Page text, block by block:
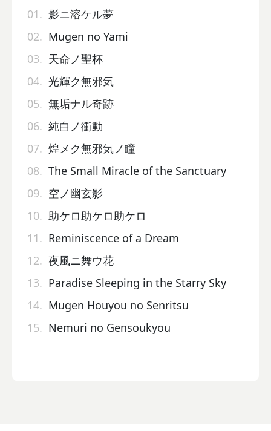
01. 影ニ溶ケル夢
02. Mugen no Yami
03. 天命ノ聖杯
04. 光輝ク無邪気
05. 無垢ナル奇跡
06. 純白ノ衝動
07. 煌メク無邪気ノ瞳
08. The Small Miracle of the Sanctuary
09. 空ノ幽玄影
10. 助ケロ助ケロ助ケロ
11. Reminiscence of a Dream
12. 夜風ニ舞ウ花
13. Paradise Sleeping in the Starry Sky
14. Mugen Houyou no Senritsu
15. Nemuri no Gensoukyou